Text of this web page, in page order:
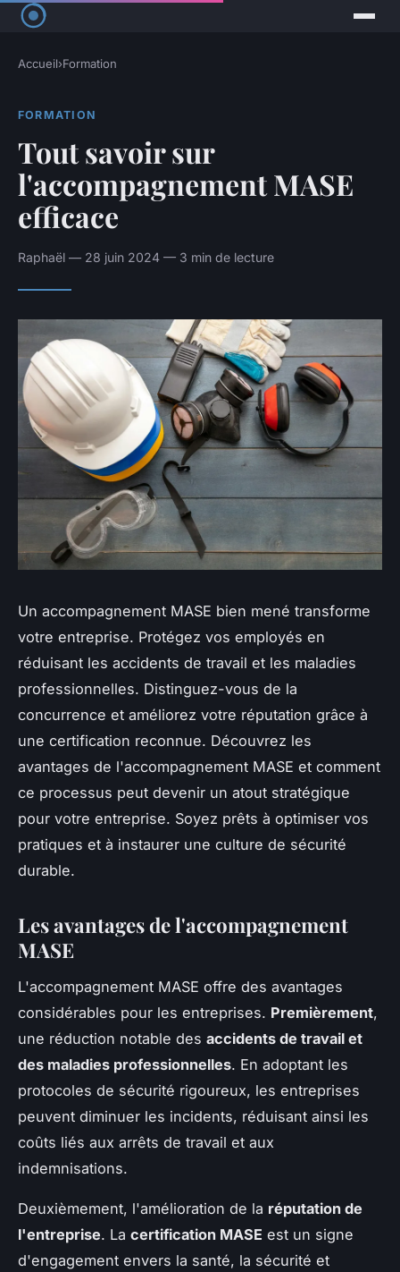
Accueil›Formation
FORMATION
Tout savoir sur
l'accompagnement MASE
efficace
Raphaël — 28 juin 2024 — 3 min de lecture
Un accompagnement MASE bien mené transforme
votre entreprise. Protégez vos employés en
réduisant les accidents de travail et les maladies
professionnelles. Distinguez-vous de la
concurrence et améliorez votre réputation grâce à
une certification reconnue. Découvrez les
avantages de l'accompagnement MASE et comment
ce processus peut devenir un atout stratégique
pour votre entreprise. Soyez prêts à optimiser vos
pratiques et à instaurer une culture de sécurité
durable.
Les avantages de l'accompagnement
MASE
L'accompagnement MASE offre des avantages
considérables pour les entreprises. Premièrement,
une réduction notable des accidents de travail et
des maladies professionnelles. En adoptant les
protocoles de sécurité rigoureux, les entreprises
peuvent diminuer les incidents, réduisant ainsi les
coûts liés aux arrêts de travail et aux
indemnisations.
Deuxièmement, l'amélioration de la réputation de
l'entreprise. La certification MASE est un signe
d'engagement envers la santé, la sécurité et